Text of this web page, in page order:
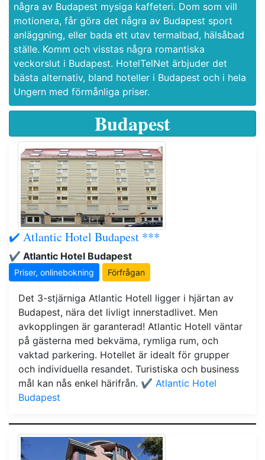
några av Budapest mysiga kaffeteri. Dom som vill
motionera, får göra det några av Budapest sport
anläggning, eller bada ett utav termalbad, hälsåbad
ställe. Komm och visstas några romantiska
veckorslut i Budapest. HotelTelNet ärbjuder det
bästa alternativ, bland hoteller i Budapest och i hela
Ungern med förmånliga priser.
Budapest
✔️ Atlantic Hotel Budapest ***
✔️ Atlantic Hotel Budapest
Priser, onlinebokning Förfrågan
Det 3-stjärniga Atlantic Hotell ligger i hjärtan av
Budapest, nära det livligt innerstadlivet. Men
avkopplingen är garanterad! Atlantic Hotell väntar
på gästerna med bekväma, rymliga rum, och
vaktad parkering. Hotellet är idealt för grupper
och individuella resandet. Turistiska och business
mål kan nås enkel härifrån. ✔️ Atlantic Hotel
Budapest